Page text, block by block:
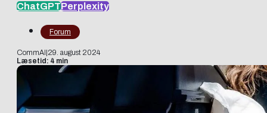
ChatGPTPerplexity
Forum
CommAI 29. august 2024
Læsetid: 4 min